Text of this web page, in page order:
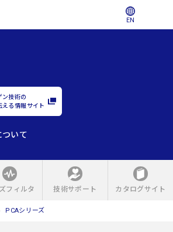
EN
ン技術の
える情報サイト
いて
フィルタ 技術サポート カタログサイト
PCAシリーズ